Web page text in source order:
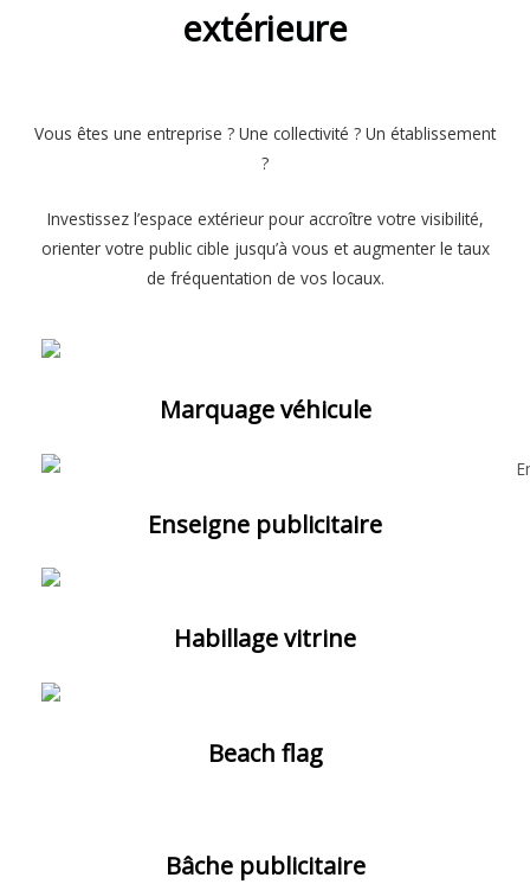
extérieure
Vous êtes une entreprise ? Une collectivité ? Un établissement
?
Investissez l’espace extérieur pour accroître votre visibilité,
orienter votre public cible jusqu’à vous et augmenter le taux
de fréquentation de vos locaux.
Marquage véhicule
Enseigne publicitaire
Habillage vitrine
Beach flag
Bâche publicitaire